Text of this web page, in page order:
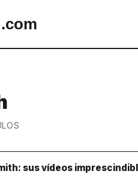
sus vídeos